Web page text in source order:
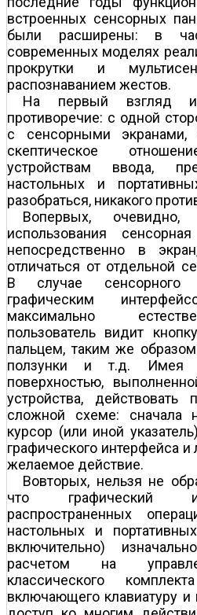
встроенных сенсорных
были расширены: в
современных моделях
прокрутки и
распознаванием жестов.
На первый взгляд
противоречие: с одной
с сенсорными
скептическое
устройствам ввода,
настольных и
разобраться, никакого
Во­первых,
использования
непосредственно в
отличаться от отдельной
В случае сенсорного
графическим
максимально
пользователь видит
пальцем, таким же
ползунки и т.д. Имея
поверхностью,
устройства, действовать
сложной схеме: сначала
курсор (или иной
графического интерфейса
желаемое действие.
Во­вторых, нельзя не
что графический
распространенных
настольных и
включительно)
расчетом на
классического
включающего клавиатуру